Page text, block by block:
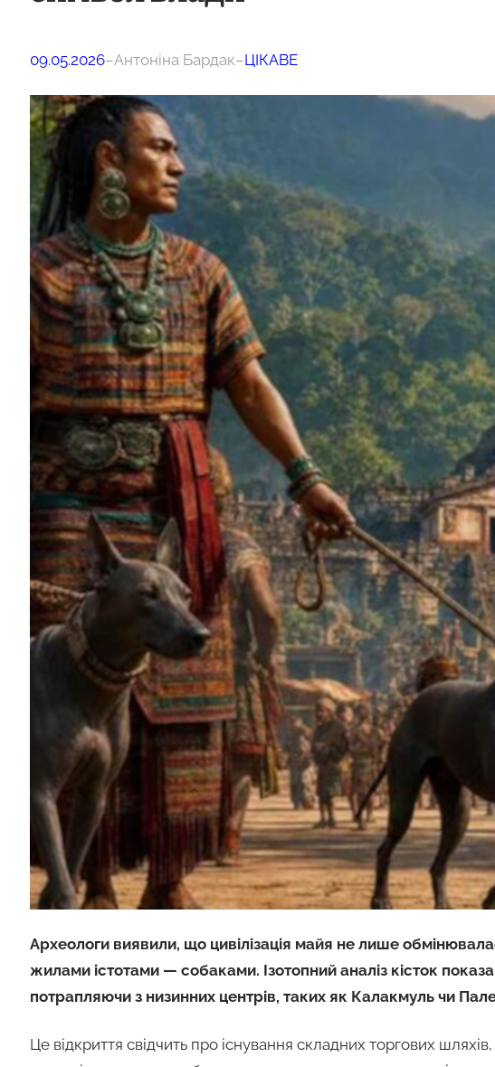
09.05.2026–Антоніна Бардак–ЦІКАВЕ
Археологи виявили, що цивілізація майя не лише
жилами істотами — собаками. Ізотопний аналіз кісток
потрапляючи з низинних центрів, таких як Калакмуль чи
Це відкриття свідчить про існування складних торгових